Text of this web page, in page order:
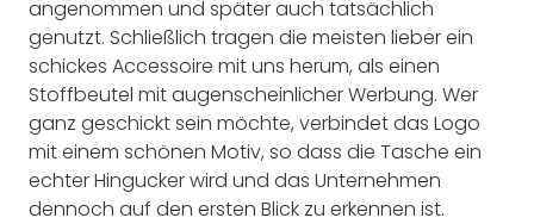
angenommen und später auch tatsächlich
genutzt. Schließlich tragen die meisten lieber ein
schickes Accessoire mit uns herum, als einen
Stoffbeutel mit augenscheinlicher Werbung. Wer
ganz geschickt sein möchte, verbindet das Logo
mit einem schönen Motiv, so dass die Tasche ein
echter Hingucker wird und das Unternehmen
dennoch auf den ersten Blick zu erkennen ist.